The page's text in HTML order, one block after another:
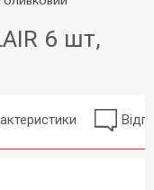
6 шт,